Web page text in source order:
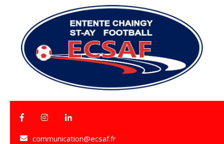
communication@ecsaf.fr